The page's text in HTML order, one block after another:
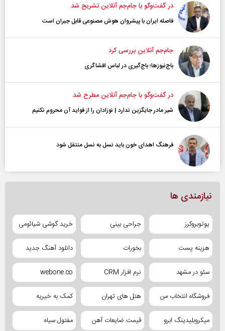
در گفت‌و‌گو با جام‌جم آنلاین تشریح شد
فاصله ایران با پیشرو‌ان هوش مصنوعی قابل جبران است
جام‌جم آنلاین بررسی کرد
باج‌نیوزها؛ باج‌گیری در لباس افشاگری
در گفت‌و‌گو با جام‌جم آنلاین مطرح شد
شیر مادر جایگزین ندارد | نوزادان را از فواید آن محروم نکنیم
فرهنگ اهدای خون باید نسل به نسل منتقل شود
نیازمندی ها
یوتوبروکرز جراحی بینی خرید گوشی شیائومی
هزینه پست بخورات دانلود آهنگ جدید
سئو در مشهد نرم افزار CRM webone.co
فروشگاه انتخاب من هتل های تهران کمک به خیریه
میکروبلیدینگ ابرو قیمت ضایعات آهن مفتول سیاه